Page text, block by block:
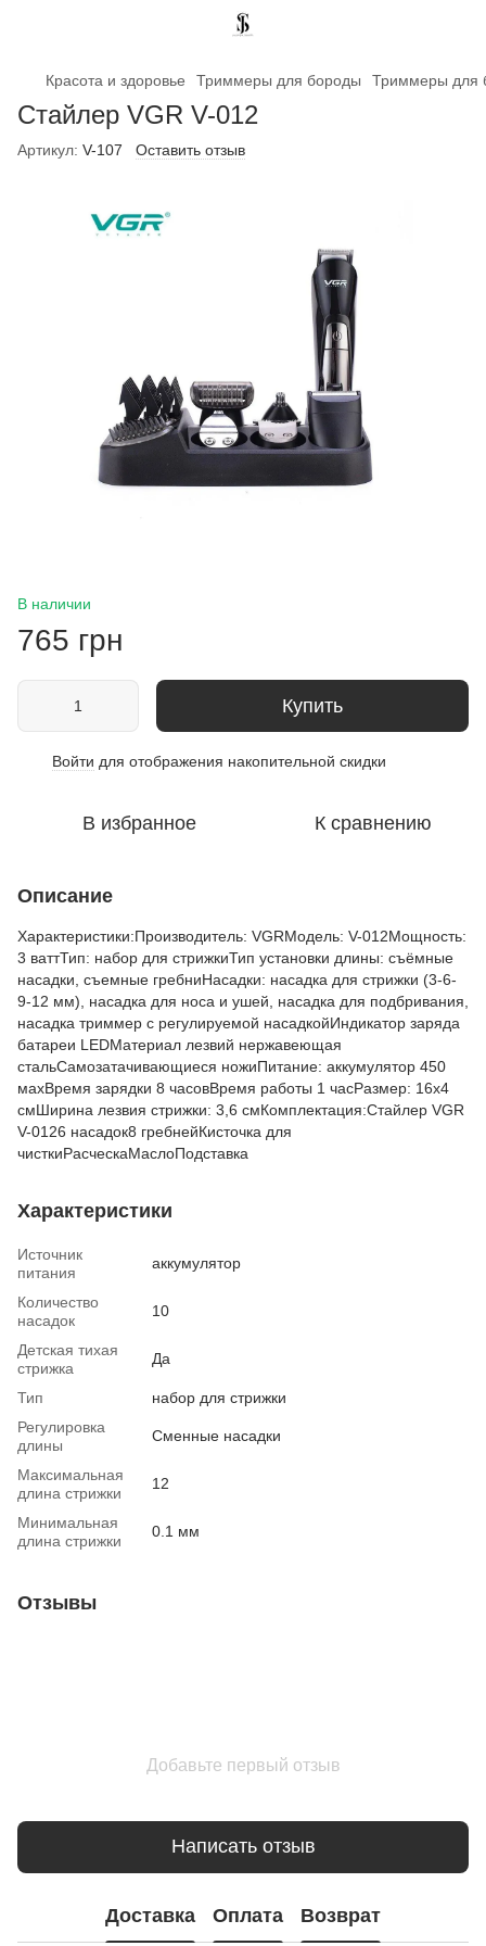
Красота и здоровье Триммеры для бороды Триммеры для
Стайлер VGR V-012
Артикул: V-107 Оставить отзыв
В наличии
765 грн
Купить
Войти для отображения накопительной скидки
В избранное К сравнению
Описание
Характеристики:Производитель: VGRМодель: V-012Мощность:
3 ваттТип: набор для стрижкиТип установки длины: съёмные
насадки, съемные гребниНасадки: насадка для стрижки (3-6-
9-12 мм), насадка для носа и ушей, насадка для подбривания,
насадка триммер с регулируемой насадкойИндикатор заряда
батареи LEDМатериал лезвий нержавеющая
стальСамозатачивающиеся ножиПитание: аккумулятор 450
махВремя зарядки 8 часовВремя работы 1 часРазмер: 16х4
смШирина лезвия стрижки: 3,6 смКомплектация:Стайлер VGR
V-0126 насадок8 гребнейКисточка для
чисткиРасческаМаслоПодставка
Характеристики
Источник
питания
аккумулятор
Количество
насадок
10
Детская тихая
стрижка
Да
Тип
набор для стрижки
Регулировка
длины
Сменные насадки
Максимальная
длина стрижки
12
Минимальная
длина стрижки
0.1 мм
Отзывы
Добавьте первый отзыв
Написать отзыв
Доставка Оплата Возврат